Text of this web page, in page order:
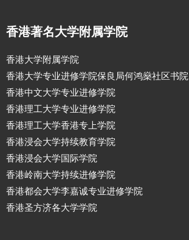
香港著名大学附属学院
香港大学附属学院
香港大学专业进修学院保良局何鸿燊社区书院
香港中文大学专业进修学院
香港理工大学专业进修学院
香港理工大学香港专上学院
香港浸会大学持续教育学院
香港浸会大学国际学院
香港岭南大学持续进修学院
香港都会大学李嘉诚专业进修学院
香港圣方济各大学学院